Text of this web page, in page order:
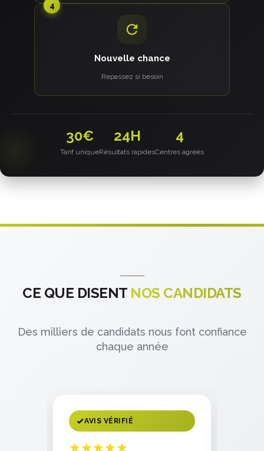
4
Nouvelle chance
Repassez si besoin
30€
Tarif unique
24H
Résultats rapides
4
Centres agréés
CE QUE DISENT NOS CANDIDATS
Des milliers de candidats nous font confiance
chaque année
"
AVIS VÉRIFIÉ
★★★★★